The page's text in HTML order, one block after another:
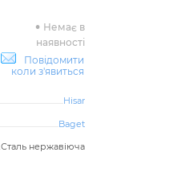
Немає в
наявності
Повідомити
коли з'явиться
Hisar
Baget
Сталь нержавіюча